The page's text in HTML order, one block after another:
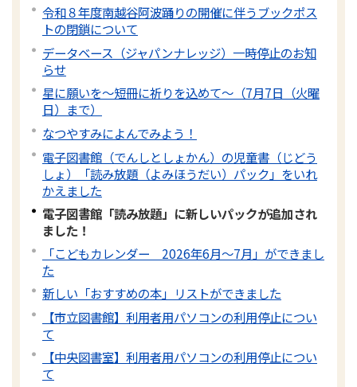
令和８年度南越谷阿波踊りの開催に伴うブックポス
トの閉鎖について
データベース（ジャパンナレッジ）一時停止のお知
らせ
星に願いを～短冊に祈りを込めて～（7月7日（火曜
日）まで）
なつやすみによんでみよう！
電子図書館（でんしとしょかん）の児童書（じどう
しょ）「読み放題（よみほうだい）パック」をいれ
かえました
電子図書館「読み放題」に新しいパックが追加され
ました！
「こどもカレンダー 2026年6月～7月」ができまし
た
新しい「おすすめの本」リストができました
【市立図書館】利用者用パソコンの利用停止につい
て
【中央図書室】利用者用パソコンの利用停止につい
て